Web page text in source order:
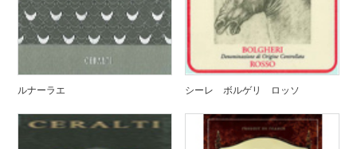
ルナーラエ シーレ ボルゲリ ロッソ